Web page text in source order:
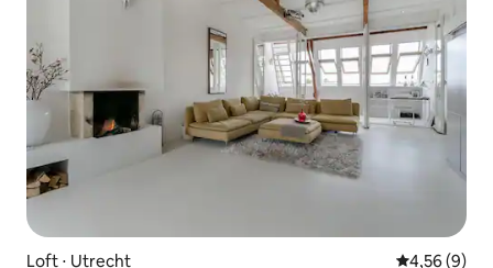
Loft ⋅ Utrecht 4,56 de uma
4,56 (9)